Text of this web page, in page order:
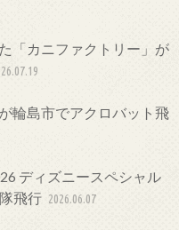
「カニファクトリー」が
輪島市でアクロバット飛
ディズニースペシャル
飛行 2026.06.07